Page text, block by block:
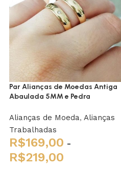
Par Alianças de Moedas Antiga
Abaulada 5MM e Pedra
Alianças de Moeda, Alianças
Trabalhadas
R$169,00 -
R$219,00